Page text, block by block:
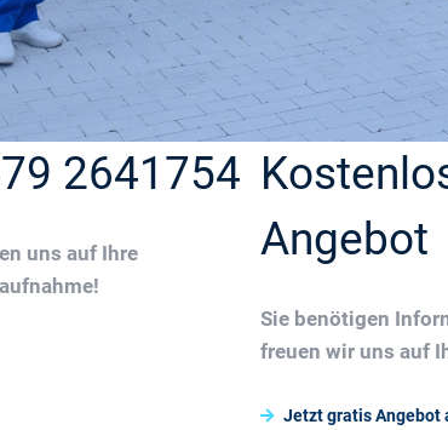
2641754
uns auf Ihre
Angebot
Sie benötigen
freuen wir uns auf
Jetzt gratis Angebot